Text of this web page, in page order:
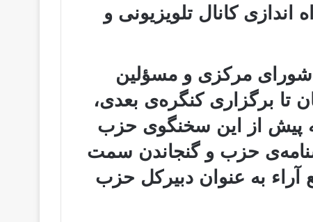
کانال تلویزیونی و
شورای مرکزی و مسؤلین
تا برگزارى کنگره‌ی بعدى،
پیش از این سخنگوی حزب
حزب و گنجاندن سمت
آراء به عنوان دبیرکل حزب